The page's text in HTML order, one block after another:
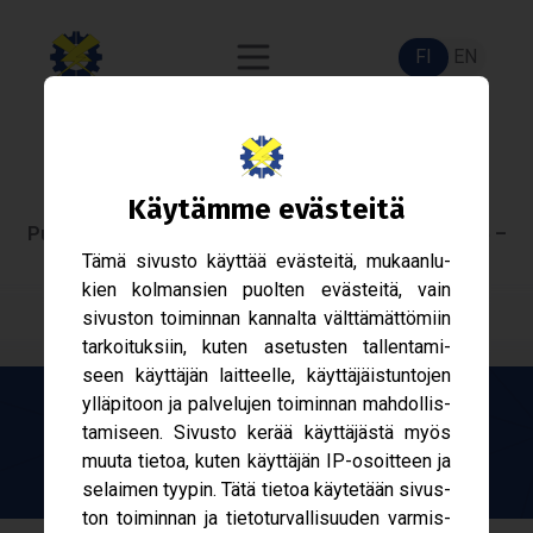
FI EN
Puheen­joh­taja 2026
Puheen­joh­taja 2026 on avoinna 3 mar­ras­kuuta 2025 –
12 mar­ras­kuuta 2025.
Käy­tämme eväs­teitä
Tämä sivusto käyt­tää eväs­teitä, mukaan­lu­
kien kol­man­sien puol­ten eväs­teitä, vain
sivus­ton toi­min­nan kan­nalta vält­tä­mät­tö­miin
tar­koi­tuk­siin, kuten ase­tus­ten tal­len­ta­mi­
seen käyt­tä­jän lait­teelle, käyt­tä­jäis­tun­to­jen
yllä­pi­toon ja pal­ve­lu­jen toi­min­nan mah­dol­lis­
ta­mi­seen. Sivusto kerää käyt­tä­jästä myös
muuta tie­toa, kuten käyt­tä­jän IP-​osoitteen ja
selai­men tyy­pin. Tätä tie­toa käy­te­tään sivus­
ton toi­min­nan ja tie­to­tur­val­li­suu­den var­mis­